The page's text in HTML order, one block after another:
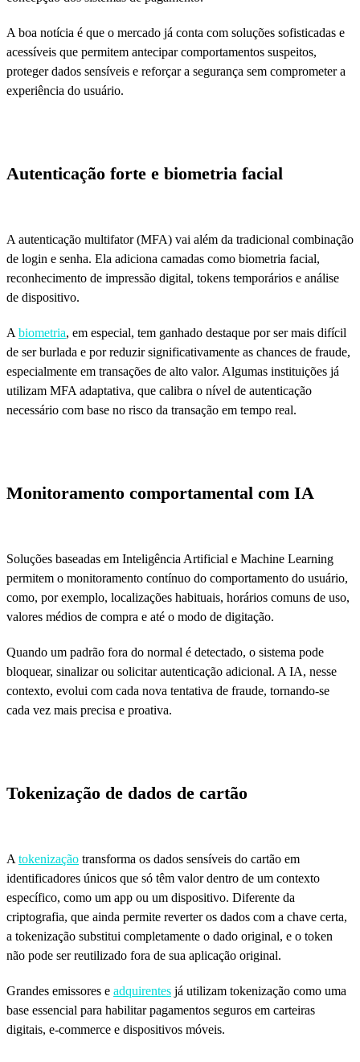
A boa notícia é que o mercado já conta com soluções sofisticadas e
acessíveis que permitem antecipar comportamentos suspeitos,
proteger dados sensíveis e reforçar a segurança sem comprometer a
experiência do usuário.
Autenticação forte e biometria facial
A autenticação multifator (MFA) vai além da tradicional combinação
de login e senha. Ela adiciona camadas como biometria facial,
reconhecimento de impressão digital, tokens temporários e análise
de dispositivo.
A biometria, em especial, tem ganhado destaque por ser mais difícil
de ser burlada e por reduzir significativamente as chances de fraude,
especialmente em transações de alto valor. Algumas instituições já
utilizam MFA adaptativa, que calibra o nível de autenticação
necessário com base no risco da transação em tempo real.
Monitoramento comportamental com IA
Soluções baseadas em Inteligência Artificial e Machine Learning
permitem o monitoramento contínuo do comportamento do usuário,
como, por exemplo, localizações habituais, horários comuns de uso,
valores médios de compra e até o modo de digitação.
Quando um padrão fora do normal é detectado, o sistema pode
bloquear, sinalizar ou solicitar autenticação adicional. A IA, nesse
contexto, evolui com cada nova tentativa de fraude, tornando-se
cada vez mais precisa e proativa.
Tokenização de dados de cartão
A tokenização transforma os dados sensíveis do cartão em
identificadores únicos que só têm valor dentro de um contexto
específico, como um app ou um dispositivo. Diferente da
criptografia, que ainda permite reverter os dados com a chave certa,
a tokenização substitui completamente o dado original, e o token
não pode ser reutilizado fora de sua aplicação original.
Grandes emissores e adquirentes já utilizam tokenização como uma
base essencial para habilitar pagamentos seguros em carteiras
digitais, e-commerce e dispositivos móveis.